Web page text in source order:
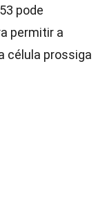
pode
permitir a
célula prossiga